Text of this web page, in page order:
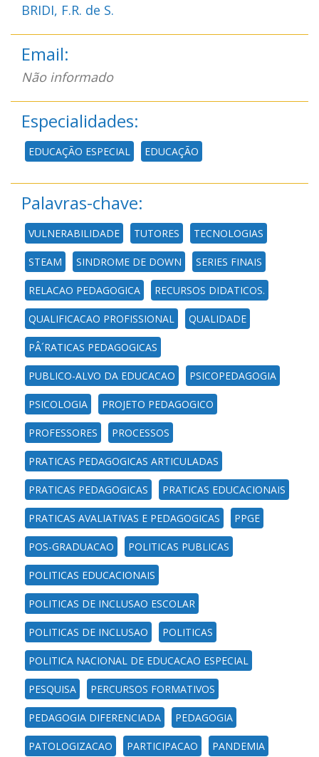
BRIDI, F.R. de S.
Email:
Não informado
Especialidades:
EDUCAÇÃO ESPECIAL EDUCAÇÃO
Palavras-chave:
VULNERABILIDADE TUTORES TECNOLOGIAS
STEAM SINDROME DE DOWN SERIES FINAIS
RELACAO PEDAGOGICA RECURSOS DIDATICOS.
QUALIFICACAO PROFISSIONAL QUALIDADE
PÂ´RATICAS PEDAGOGICAS
PUBLICO-ALVO DA EDUCACAO PSICOPEDAGOGIA
PSICOLOGIA PROJETO PEDAGOGICO
PROFESSORES PROCESSOS
PRATICAS PEDAGOGICAS ARTICULADAS
PRATICAS PEDAGOGICAS PRATICAS EDUCACIONAIS
PRATICAS AVALIATIVAS E PEDAGOGICAS PPGE
POS-GRADUACAO POLITICAS PUBLICAS
POLITICAS EDUCACIONAIS
POLITICAS DE INCLUSAO ESCOLAR
POLITICAS DE INCLUSAO POLITICAS
POLITICA NACIONAL DE EDUCACAO ESPECIAL
PESQUISA PERCURSOS FORMATIVOS
PEDAGOGIA DIFERENCIADA PEDAGOGIA
PATOLOGIZACAO PARTICIPACAO PANDEMIA